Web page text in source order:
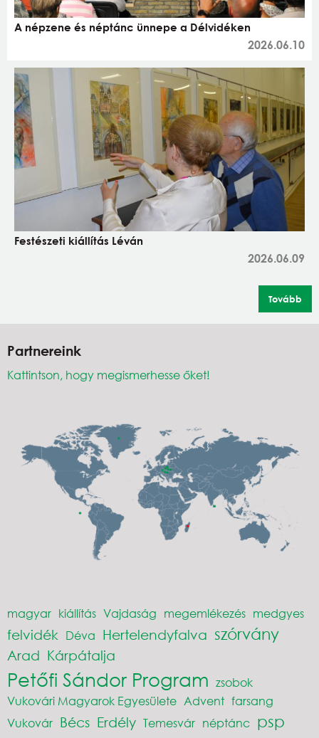
A népzene és néptánc ünnepe a Délvidéken
2026.06.10
Festészeti kiállítás Léván
2026.06.09
Tovább
Partnereink
Kattintson, hogy megismerhesse őket!
magyar kiállítás Vajdaság megemlékezés medgyes
felvidék Déva Hertelendyfalva szórvány
Arad Kárpátalja
Petőfi Sándor Program zsobok
Vukovári Magyarok Egyesülete Advent farsang
Vukovár Bécs Erdély Temesvár néptánc psp